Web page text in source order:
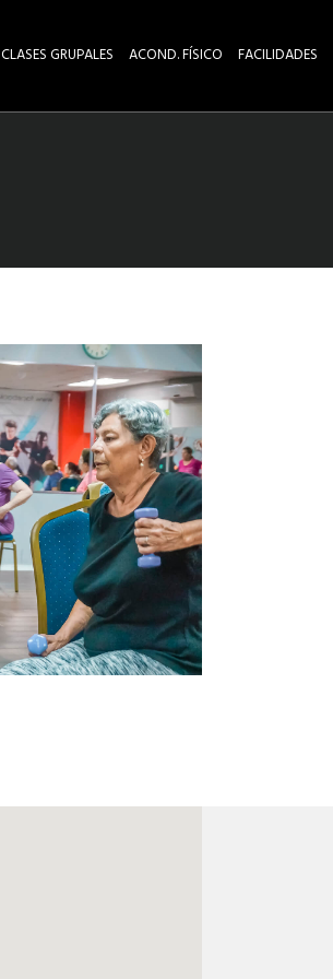
CLASES GRUPALES ACOND. FÍSICO FACILIDADES